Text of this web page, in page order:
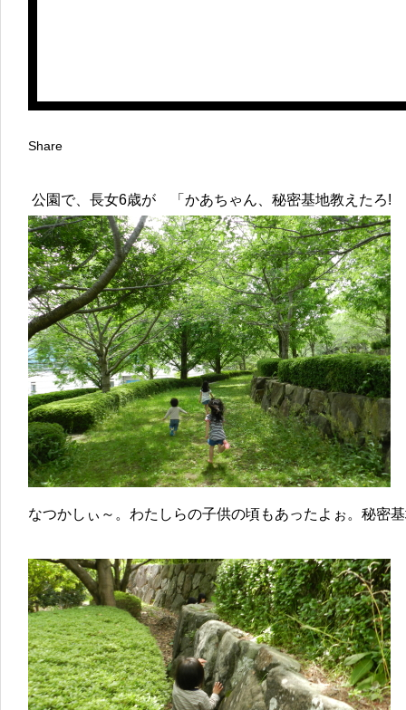
Share
公園で、長女6歳が 「かあちゃん、秘密基地教えたろ!
なつかしぃ～。わたしらの子供の頃もあったよぉ。秘密